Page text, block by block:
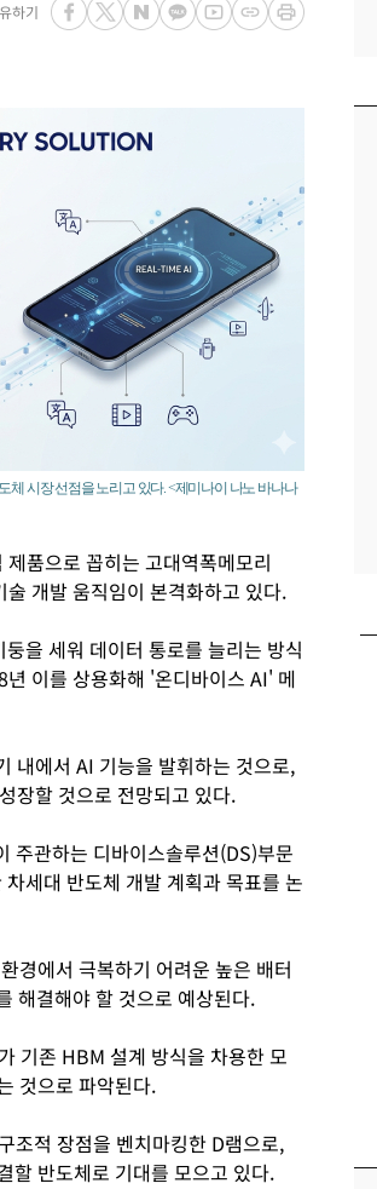
하기
시장 선점을 노리고 있다. <제미나이 나노 바나나
품으로 꼽히는 고대역폭메모리
개발 움직임이 본격화하고 있다.
을 세워 데이터 통로를 늘리는 방식
이를 상용화해 '온디바이스 AI' 메
내에서 AI 기능을 발휘하는 것으로,
장할 것으로 전망되고 있다.
주관하는 디바이스솔루션(DS)부문
세대 반도체 개발 계획과 목표를 논
경에서 극복하기 어려운 높은 배터
해결해야 할 것으로 예상된다.
기존 HBM 설계 방식을 차용한 모
것으로 파악된다.
조적 장점을 벤치마킹한 D램으로,
할 반도체로 기대를 모으고 있다.